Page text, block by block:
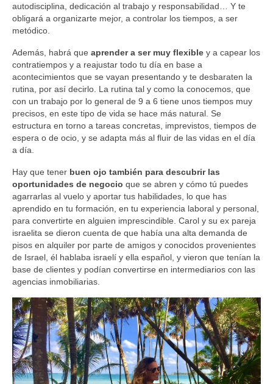
autodisciplina, dedicación al trabajo y responsabilidad… Y te
obligará a organizarte mejor, a controlar los tiempos, a ser
metódico.
Además, habrá que aprender a ser muy flexible y a capear los
contratiempos y a reajustar todo tu día en base a
acontecimientos que se vayan presentando y te desbaraten la
rutina, por así decirlo. La rutina tal y como la conocemos, que
con un trabajo por lo general de 9 a 6 tiene unos tiempos muy
precisos, en este tipo de vida se hace más natural. Se
estructura en torno a tareas concretas, imprevistos, tiempos de
espera o de ocio, y se adapta más al fluir de las vidas en el día
a día.
Hay que tener buen ojo también para descubrir las
oportunidades de negocio que se abren y cómo tú puedes
agarrarlas al vuelo y aportar tus habilidades, lo que has
aprendido en tu formación, en tu experiencia laboral y personal,
para convertirte en alguien imprescindible. Carol y su ex pareja
israelita se dieron cuenta de que había una alta demanda de
pisos en alquiler por parte de amigos y conocidos provenientes
de Israel, él hablaba israelí y ella español, y vieron que tenían la
base de clientes y podían convertirse en intermediarios con las
agencias inmobiliarias.